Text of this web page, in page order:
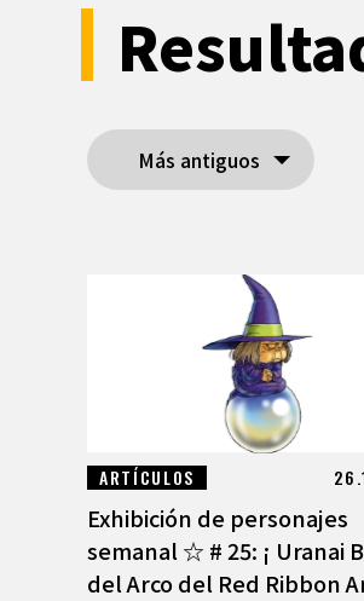
Más antiguos
ARTÍCULOS
Exhibición de personajes
semanal ☆ # 25: ¡ Uranai
del Arco del Red Ribbon